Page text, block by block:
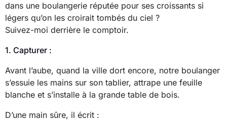
dans une boulangerie réputée pour ses croissants si
légers qu’on les croirait tombés du ciel ?
Suivez-moi derrière le comptoir.
1. Capturer :
Avant l’aube, quand la ville dort encore, notre boulanger
s’essuie les mains sur son tablier, attrape une feuille
blanche et s’installe à la grande table de bois.
D’une main sûre, il écrit :